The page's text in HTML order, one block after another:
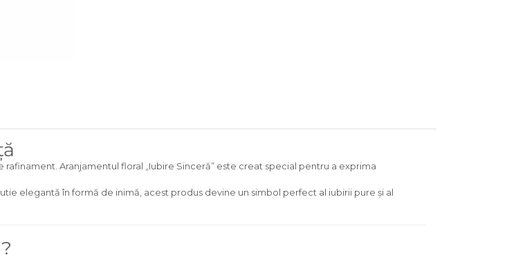
Aranjamentul floral „Iubire Sinceră” este creat special pentru a exprima
elegantă în formă de inimă, acest produs devine un simbol perfect al iubirii pure și al